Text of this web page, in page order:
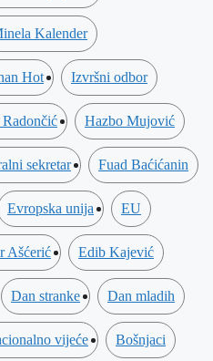
Kalender
Hot Izvršni odbor
Hazbo Mujović
sekretar Fuad Baćićanin
Evropska unija EU
Ašćerić Edib Kajević
Dan stranke Dan mladih
vijeće Bošnjaci